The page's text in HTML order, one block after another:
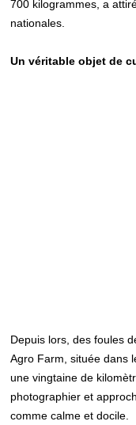
700 kilogrammes, a
nationales.
Un véritable objet de
Depuis lors, des foules
Agro Farm, située dans
une vingtaine de
photographier et
comme calme et docile.